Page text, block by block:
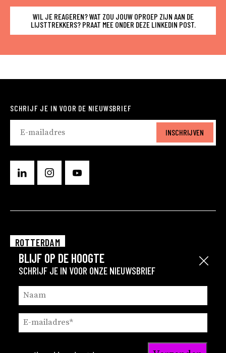
WIL JE REAGEREN? WAT ZOU JOUW OPROEP ZIJN AAN DE
LIJSTTREKKERS? PRAAT MEE ONDER DEZE LINKEDIN POST.
Sluit
BLIJF OP DE HOOGTE
SCHRIJF JE IN VOOR ONZE NIEUWSBRIEF
SCHRIJF JE IN VOOR DE NIEUWSBRIEF
INSCHRIJVEN
ROTTERDAM
EINDHOVEN
GRONINGEN